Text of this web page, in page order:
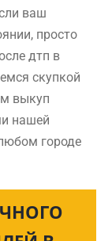
ваш
просто
дтп в
скупкой
выкуп
нашей
городе